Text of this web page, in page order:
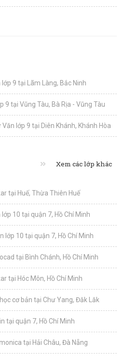
9 tại Lãm Làng, Bắc Ninh
9 tại Vũng Tàu, Bà Rịa - Vũng Tàu
lớp 9 tại Diên Khánh, Khánh Hòa
Xem các lớp khác
tại Huế, Thừa Thiên Huế
10 tại quận 7, Hồ Chí Minh
lớp 10 tại quận 7, Hồ Chí Minh
tại Bình Chánh, Hồ Chí Minh
tại Hóc Môn, Hồ Chí Minh
cơ bản tại Chư Yang, Đăk Lăk
tại quận 7, Hồ Chí Minh
tại Hải Châu, Đà Nẵng